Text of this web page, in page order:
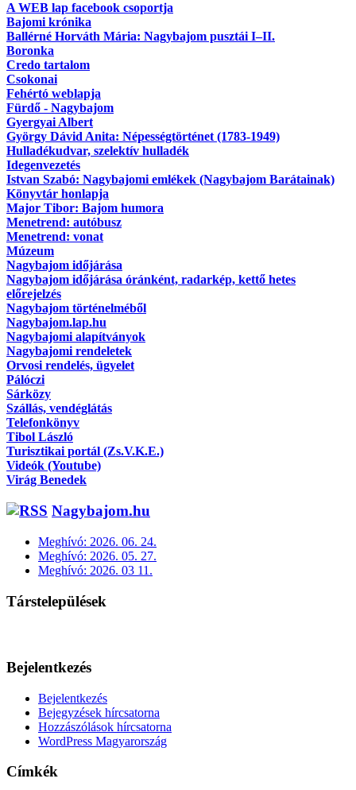
A WEB lap facebook csoportja
Bajomi krónika
Ballérné Horváth Mária: Nagybajom pusztái I–II.
Boronka
Credo tartalom
Csokonai
Fehértó weblapja
Fürdő - Nagybajom
Gyergyai Albert
György Dávid Anita: Népességtörténet (1783-1949)
Hulladékudvar, szelektív hulladék
Idegenvezetés
Istvan Szabó: Nagybajomi emlékek (Nagybajom Barátainak)
Könyvtár honlapja
Major Tibor: Bajom humora
Menetrend: autóbusz
Menetrend: vonat
Múzeum
Nagybajom időjárása
Nagybajom időjárása óránként, radarkép, kettő hetes
előrejelzés
Nagybajom történelméből
Nagybajom.lap.hu
Nagybajomi alapítványok
Nagybajomi rendeletek
Orvosi rendelés, ügyelet
Pálóczi
Sárközy
Szállás, vendéglátás
Telefonkönyv
Tibol László
Turisztikai portál (Zs.V.K.E.)
Videók (Youtube)
Virág Benedek
Nagybajom.hu
Meghívó: 2026. 06. 24.
Meghívó: 2026. 05. 27.
Meghívó: 2026. 03 11.
Társtelepülések
Bejelentkezés
Bejelentkezés
Bejegyzések hírcsatorna
Hozzászólások hírcsatorna
WordPress Magyarország
Címkék